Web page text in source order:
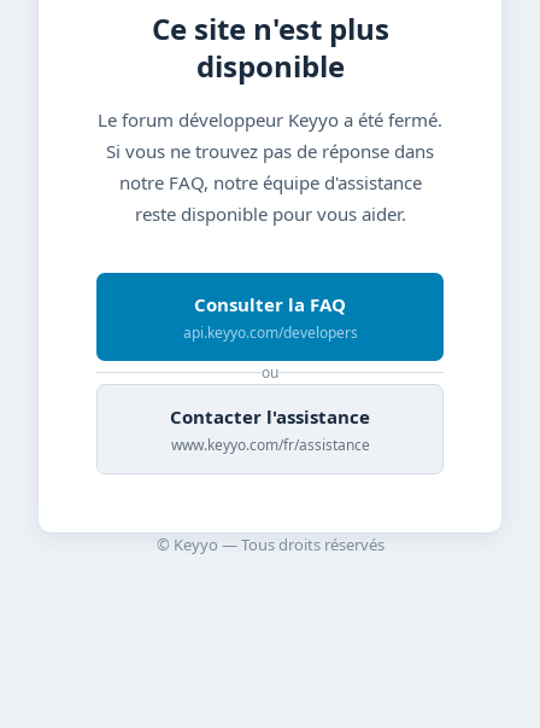
Ce site n'est plus
disponible
Le forum développeur Keyyo a été fermé.
Si vous ne trouvez pas de réponse dans
notre FAQ, notre équipe d'assistance
reste disponible pour vous aider.
Consulter la FAQ
api.keyyo.com/developers
ou
Contacter l'assistance
www.keyyo.com/fr/assistance
© Keyyo — Tous droits réservés